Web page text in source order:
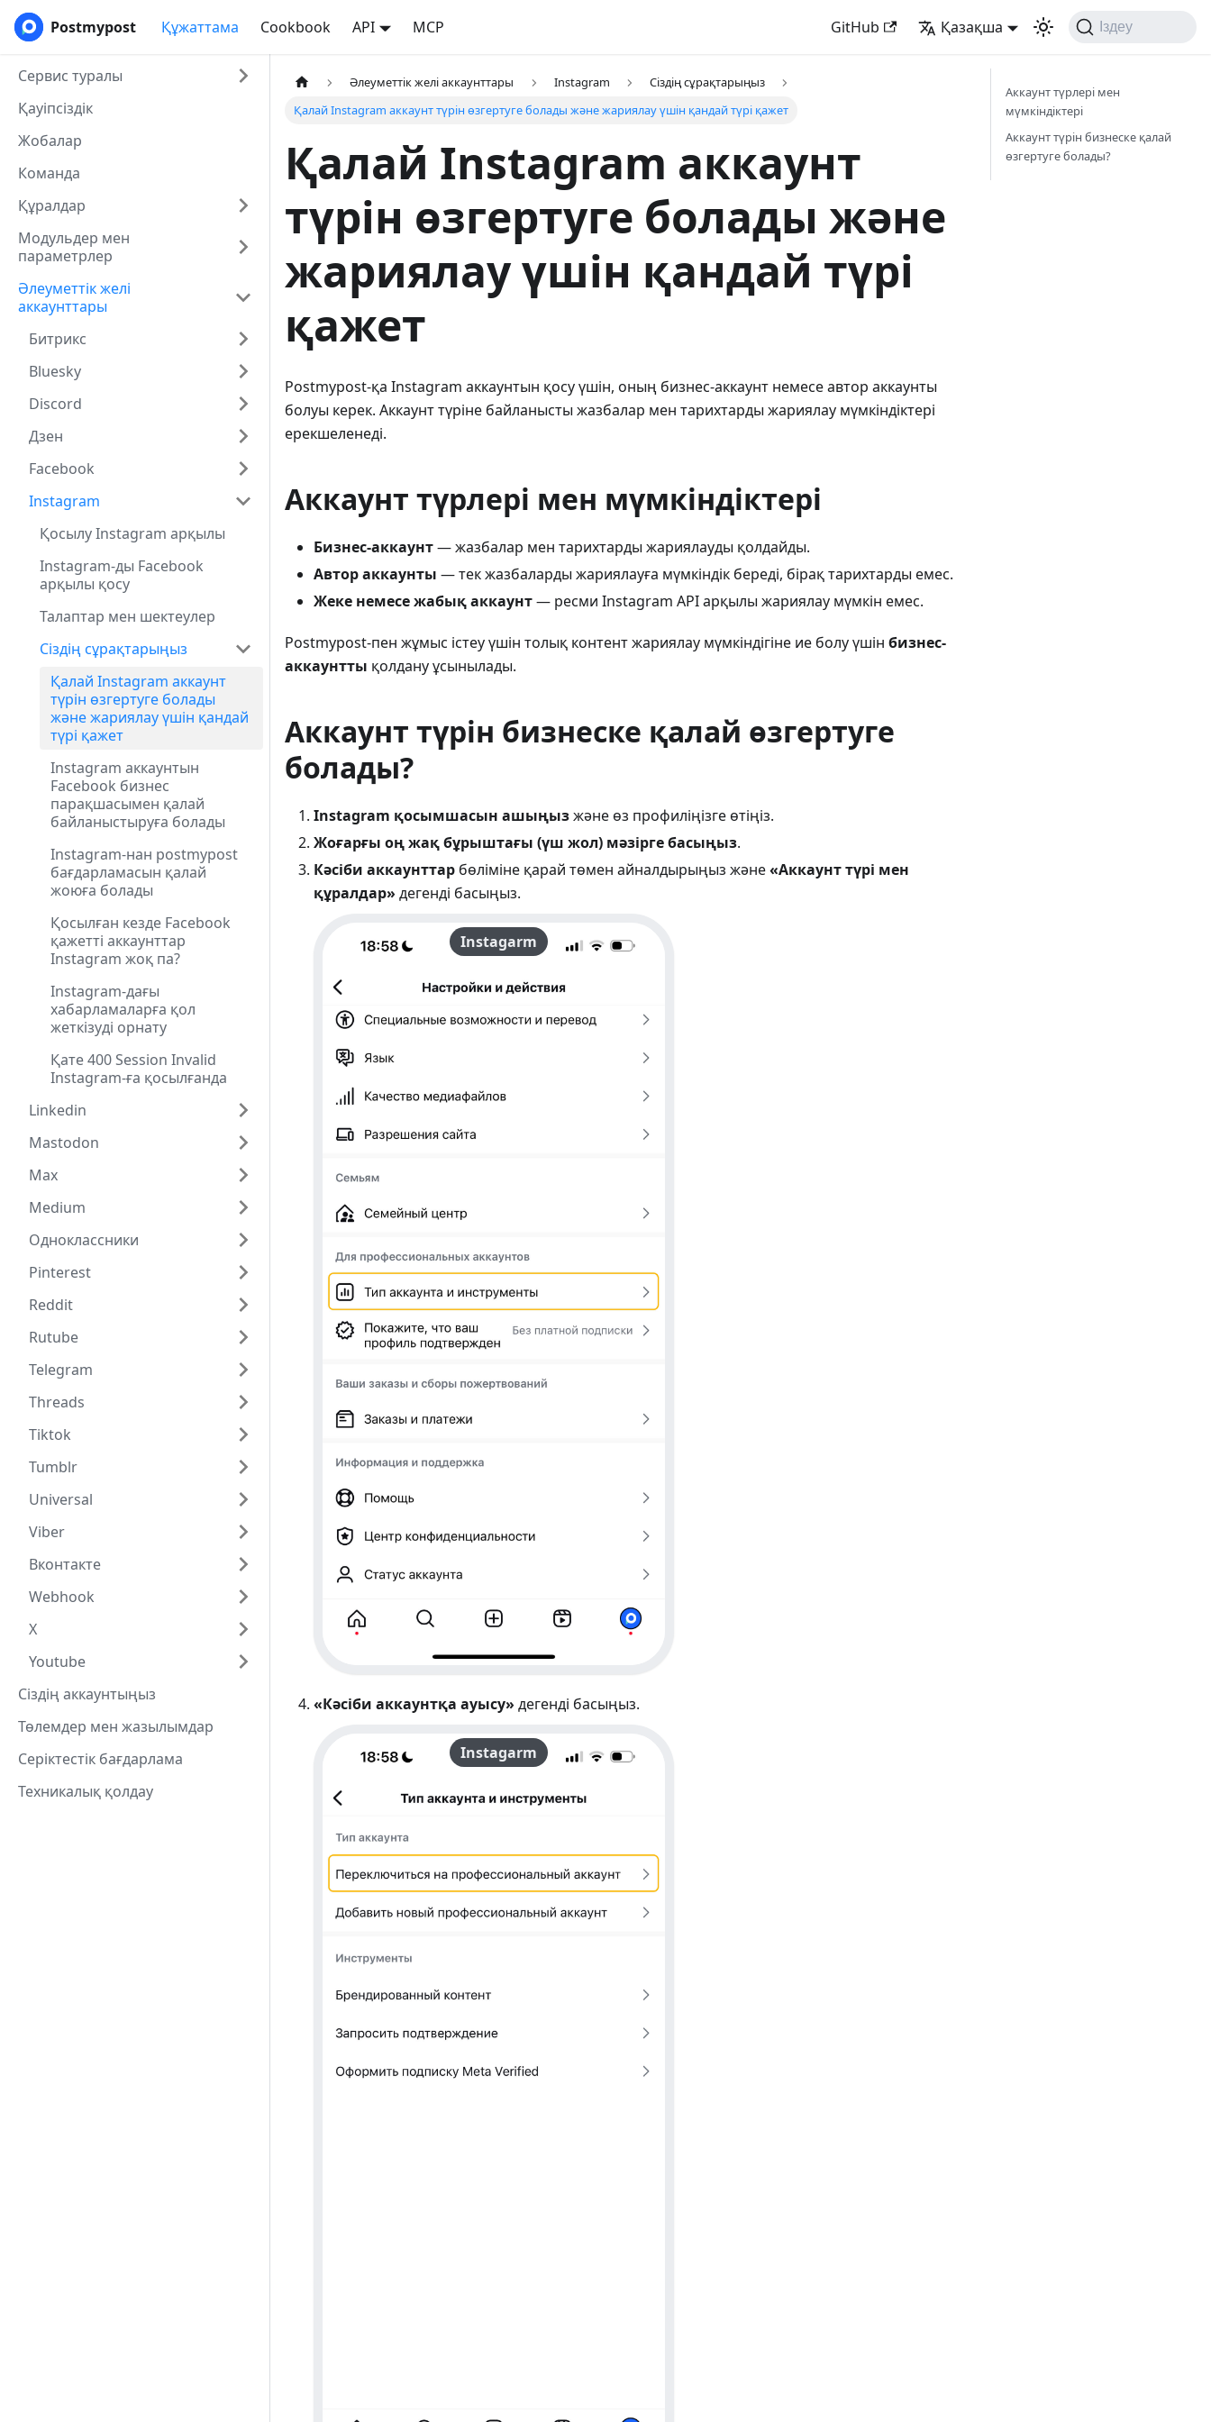
Postmypost Құжаттама Cookbook API MCP GitHub Қазақша Іздеу
Сервис туралы
Қауіпсіздік
Жобалар
Команда
Құралдар
Модульдер мен
параметрлер
Әлеуметтік желі
аккаунттары
Битрикс
Bluesky
Discord
Дзен
Facebook
Instagram
Қосылу Instagram арқылы
Instagram-ды Facebook
арқылы қосу
Талаптар мен шектеулер
Сіздің сұрақтарыңыз
Қалай Instagram аккаунт
түрін өзгертуге болады
және жариялау үшін қандай
түрі қажет
Instagram аккаунтын
Facebook бизнес
парақшасымен қалай
байланыстыруға болады
Instagram-нан postmypost
бағдарламасын қалай
жоюға болады
Қосылған кезде Facebook
қажетті аккаунттар
Instagram жоқ па?
Instagram-дағы
хабарламаларға қол
жеткізуді орнату
Қате 400 Session Invalid
Instagram-ға қосылғанда
Linkedin
Mastodon
Max
Medium
Одноклассники
Pinterest
Reddit
Rutube
Telegram
Threads
Tiktok
Tumblr
Universal
Viber
Вконтакте
Webhook
Х
Youtube
Сіздің аккаунтыңыз
Төлемдер мен жазылымдар
Серіктестік бағдарлама
Техникалық қолдау
Әлеуметтік желі аккаунттары Instagram
Сіздің сұрақтарыңыз
Қалай Instagram аккаунт түрін өзгертуге болады және жариялау үшін қандай түрі қажет
Қалай Instagram аккаунт
түрін өзгертуге болады және
жариялау үшін қандай түрі
қажет
Postmypost-қа Instagram аккаунтын қосу үшін, оның бизнес-аккаунт немесе автор аккаунты
болуы керек. Аккаунт түріне байланысты жазбалар мен тарихтарды жариялау мүмкіндіктері
ерекшеленеді.
Аккаунт түрлері мен мүмкіндіктері
Бизнес-аккаунт— жазбалар мен тарихтарды жариялауды қолдайды.
Автор аккаунты — тек жазбаларды жариялауға мүмкіндік береді, бірақ тарихтарды емес.
Жеке немесе жабық аккаунт— ресми Instagram API арқылы жариялау мүмкін емес.
Postmypost-пен жұмыс істеу үшін толық контент жариялау мүмкіндігіне ие болу үшін бизнес-
аккаунтты қолдану ұсынылады.
Аккаунт түрін бизнеске қалай өзгертуге
болады?
Instagram қосымшасын ашыңызжәне өз профиліңізге өтіңіз.
Жоғарғы оң жақ бұрыштағы (үш жол) мәзірге басыңыз.
Кәсіби аккаунттар бөліміне қарай төмен айналдырыңыз және«Аккаунт түрі мен
құралдар» дегенді басыңыз.
Instagarm
«Кәсіби аккаунтқа ауысу» дегенді басыңыз.
Instagarm
Аккаунт түрлері мен
мүмкіндіктері
Аккаунт түрін бизнеске қалай
өзгертуге болады?